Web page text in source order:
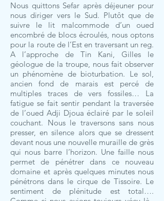
Nous quittons Sefar après déjeuner pour
nous diriger vers le Sud. Plutôt que de
suivre le lit malcommode d’un oued
encombré de blocs écroulés, nous optons
pour la route de l’Est en traversant un reg.
A l’approche de Tin Kani, Gilles le
géologue de la troupe, nous fait observer
un phénomène de bioturbation. Le sol,
ancien fond de marais est percé de
multiples traces de vers fossiles… La
fatigue se fait sentir pendant la traversée
de l’oued Adji Djoua éclairé par le soleil
couchant. Nous le traversons sans nous
presser, en silence alors que se dressent
devant nous une nouvelle muraille de grès
qui nous barre l’horizon. Une faille nous
permet de pénétrer dans ce nouveau
domaine et après quelques minutes nous
pénétrons dans le cirque de Tissoire. Le
sentiment de plénitude est total….